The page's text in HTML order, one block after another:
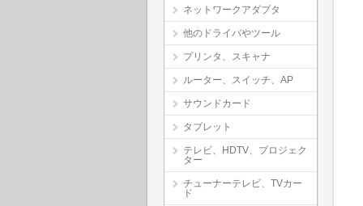
ネットワークアダプタ
他のドライバやツール
プリンタ、スキャナ
ルーター、スイッチ、AP
サウンドカード
タブレット
テレビ、HDTV、プロジェク
ター
チューナーテレビ、TVカー
ド